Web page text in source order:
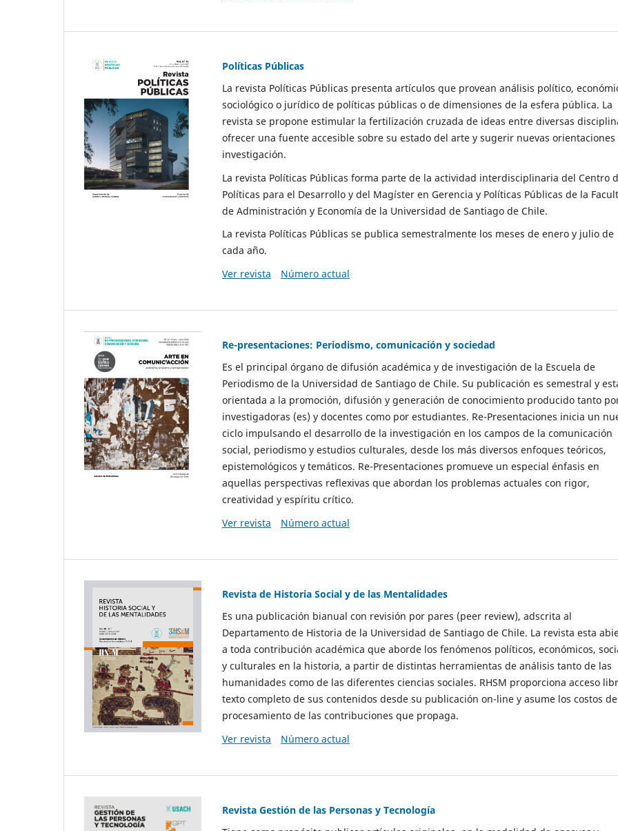
Políticas Públicas
La revista Políticas Públicas presenta artículos que provean análisis político,
sociológico o jurídico de políticas públicas o de dimensiones de la esfera pública. La
revista se propone estimular la fertilización cruzada de ideas entre diversas
ofrecer una fuente accesible sobre su estado del arte y sugerir nuevas orientaciones
investigación.
La revista Políticas Públicas forma parte de la actividad interdisciplinaria del Centro
Políticas para el Desarrollo y del Magíster en Gerencia y Políticas Públicas de la
de Administración y Economía de la Universidad de Santiago de Chile.
La revista Políticas Públicas se publica semestralmente los meses de enero y julio de
cada año.
Ver revista
Número actual
Re-presentaciones: Periodismo, comunicación y sociedad
Es el principal órgano de difusión académica y de investigación de la Escuela de
Periodismo de la Universidad de Santiago de Chile. Su publicación es semestral y
orientada a la promoción, difusión y generación de conocimiento producido tanto
investigadoras (es) y docentes como por estudiantes. Re-Presentaciones inicia un
ciclo impulsando el desarrollo de la investigación en los campos de la comunicación
social, periodismo y estudios culturales, desde los más diversos enfoques teóricos,
epistemológicos y temáticos. Re-Presentaciones promueve un especial énfasis en
aquellas perspectivas reflexivas que abordan los problemas actuales con rigor,
creatividad y espíritu crítico.
Ver revista
Número actual
Revista de Historia Social y de las Mentalidades
Es una publicación bianual con revisión por pares (peer review), adscrita al
Departamento de Historia de la Universidad de Santiago de Chile. La revista esta
a toda contribución académica que aborde los fenómenos políticos, económicos,
y culturales en la historia, a partir de distintas herramientas de análisis tanto de las
humanidades como de las diferentes ciencias sociales. RHSM proporciona acceso
texto completo de sus contenidos desde su publicación on-line y asume los costos de
procesamiento de las contribuciones que propaga.
Ver revista
Número actual
Revista Gestión de las Personas y Tecnología